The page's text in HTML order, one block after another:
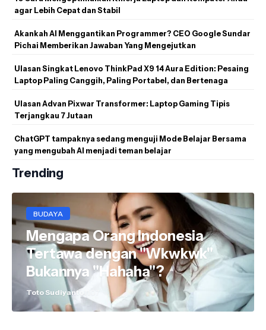
agar Lebih Cepat dan Stabil
Akankah AI Menggantikan Programmer? CEO Google Sundar
Pichai Memberikan Jawaban Yang Mengejutkan
Ulasan Singkat Lenovo ThinkPad X9 14 Aura Edition: Pesaing
Laptop Paling Canggih, Paling Portabel, dan Bertenaga
Ulasan Advan Pixwar Transformer: Laptop Gaming Tipis
Terjangkau 7 Jutaan
ChatGPT tampaknya sedang menguji Mode Belajar Bersama
yang mengubah AI menjadi teman belajar
Trending
BUDAYA
Mengapa Orang Indonesia
Tertawa dengan "Wkwkwk"
Bukannya "Hahaha"?
Toto Sudiyanto